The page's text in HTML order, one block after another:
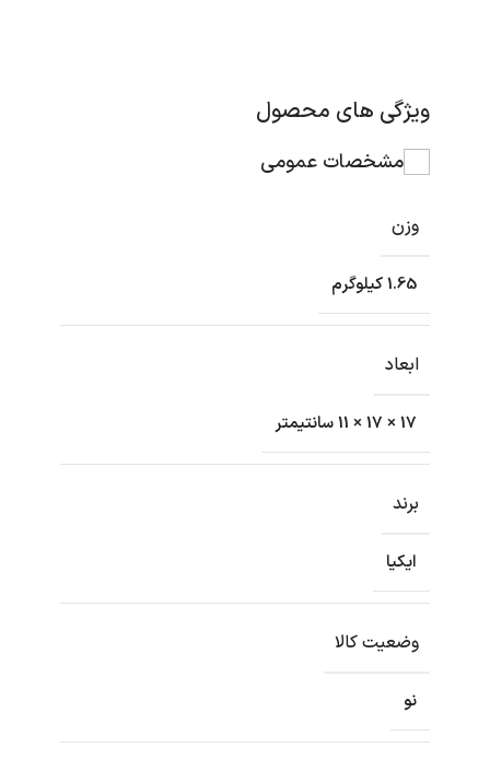
ویژگی های محصول
مشخصات عمومی
وزن
1.65 کیلوگرم
ابعاد
17 × 17 × 11 سانتیمتر
برند
ایکیا
وضعیت کالا
نو